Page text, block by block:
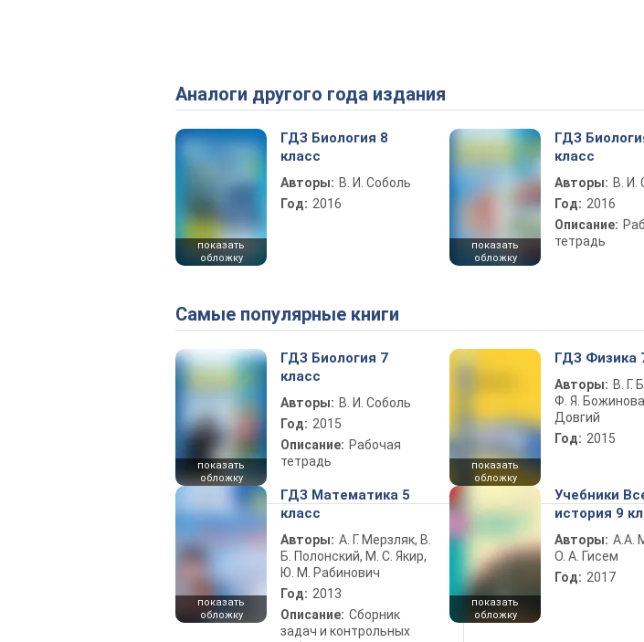
Аналоги другого года издания
показать
обложку
ГДЗ Биология 8
класс
Авторы: В. И. Соболь
Год: 2016
показать
обложку
ГДЗ
класс
Авторы: В. И.
Год: 2016
Описание:
тетрадь
Самые популярные книги
показать
обложку
ГДЗ Биология 7
класс
Авторы: В. И. Соболь
Год: 2015
Описание: Рабочая
тетрадь
показать
обложку
ГДЗ Физика
Авторы: В. Г.
Ф. Я.
Довгий
Год: 2015
показать
обложку
ГДЗ Математика 5
класс
Авторы: А. Г. Мерзляк, В.
Б. Полонский, М. С. Якир,
Ю. М. Рабинович
Год: 2013
Описание: Сборник
задач и контрольных
показать
обложку
Учебники
история 9
Авторы: А.А.
О. А. Гисем
Год: 2017